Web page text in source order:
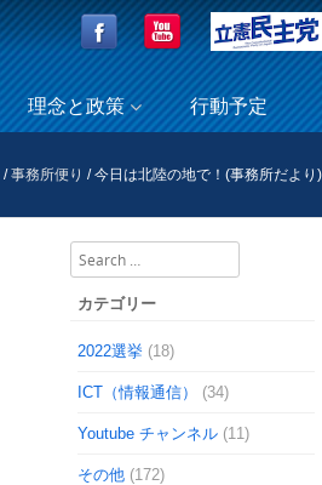
理念と政策 行動予定
/事務所便り /今日は北陸の地で！(事務所だより)
Search
カテゴリー
2022選挙 (18)
ICT（情報通信） (34)
Youtube チャンネル (11)
その他 (172)